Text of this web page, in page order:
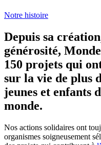
Notre histoire
Depuis sa
générosité,
150 projets qui
sur la vie de plus
jeunes et enfants
monde.
Nos actions solidaires ont
organismes soigneusement